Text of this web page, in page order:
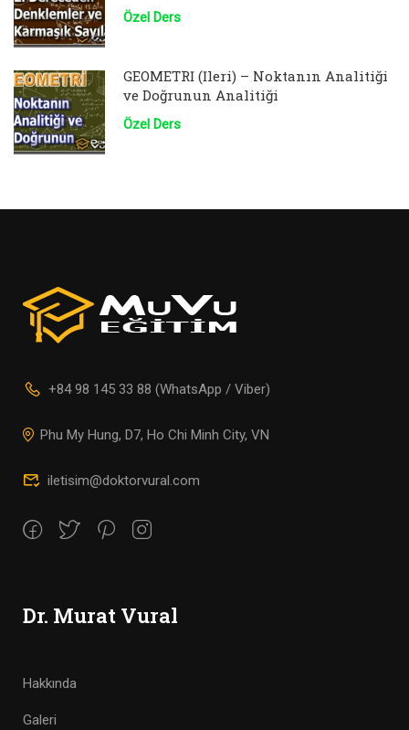
Özel Ders
GEOMETRİ (İleri) – Noktanın Analitiği
ve Doğrunun Analitiği
Özel Ders
+84 98 145 33 88 (WhatsApp / Viber)
Phu My Hung, D7, Ho Chi Minh City, VN
iletisim@doktorvural.com
Dr. Murat Vural
Hakkında
Galeri